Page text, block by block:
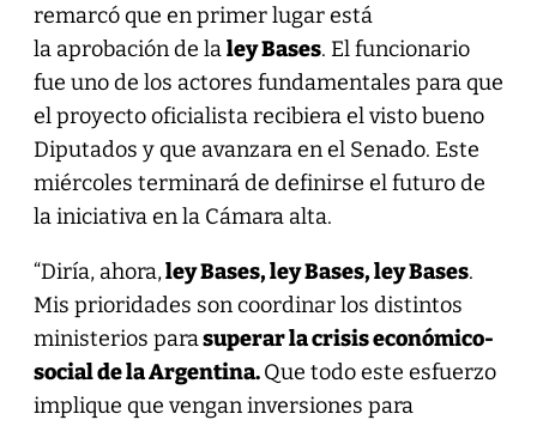
remarcó que en primer lugar está
la aprobación de laley Bases. El funcionario
fue uno de los actores fundamentales para que
el proyecto oficialista recibiera el visto bueno
Diputados y que avanzara en el Senado. Este
miércoles terminará de definirse el futuro de
la iniciativa en la Cámara alta.
“Diría, ahora,ley Bases, ley Bases, ley Bases.
Mis prioridades son coordinar los distintos
ministerios parasuperar la crisis económico-
social de la Argentina.Que todo este esfuerzo
implique que vengan inversiones para